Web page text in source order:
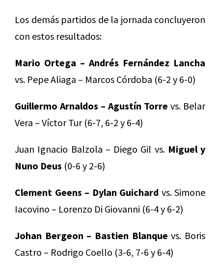
Los demás partidos de la jornada concluyeron
con estos resultados:
Mario Ortega – Andrés Fernández Lancha
vs. Pepe Aliaga – Marcos Córdoba (6-2 y 6-0)
Guillermo Arnaldos – Agustín Torre vs. Belar
Vera – Víctor Tur (6-7, 6-2 y 6-4)
Juan Ignacio Balzola – Diego Gil vs. Miguel y
Nuno Deus (0-6 y 2-6)
Clement Geens – Dylan Guichard vs. Simone
Iacovino – Lorenzo Di Giovanni (6-4 y 6-2)
Johan Bergeon – Bastien Blanque vs. Boris
Castro – Rodrigo Coello (3-6, 7-6 y 6-4)